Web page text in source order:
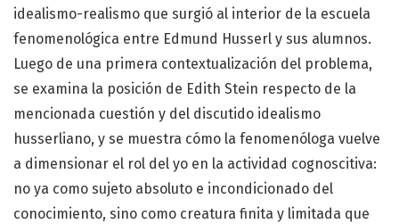
idealismo-realismo que surgió al interior de la escuela
fenomenológica entre Edmund Husserl y sus alumnos.
Luego de una primera contextualización del problema,
se examina la posición de Edith Stein respecto de la
mencionada cuestión y del discutido idealismo
husserliano, y se muestra cómo la fenomenóloga vuelve
a dimensionar el rol del yo en la actividad cognoscitiva:
no ya como sujeto absoluto e incondicionado del
conocimiento, sino como creatura finita y limitada que